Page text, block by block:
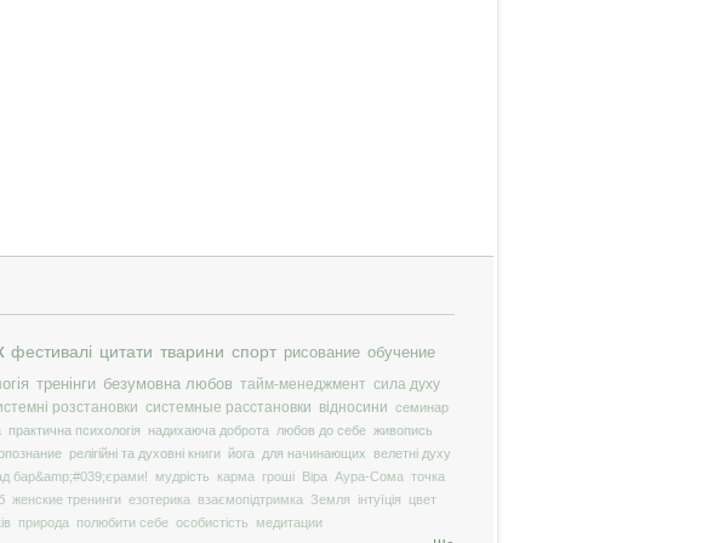
фестивалі цитати тварини спорт рисование обучение
тренінги безумовна любов тайм-менеджмент сила духу
розстановки системные расстановки відносини семинар
практична психологія надихаюча доброта любов до себе живопись
релігійні та духовні книги йога для начинающих
велетні духу
бар&amp;#039;єрами! мудрість карма гроші Віра Аура-Сома точка
женские тренинги езотерика взаємопідтримка Земля інтуїція
цвет
природа полюбити себе особистість медитации